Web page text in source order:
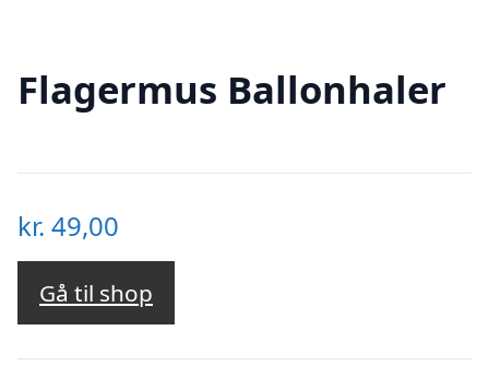
Flagermus Ballonhaler
kr. 49,00
Gå til shop